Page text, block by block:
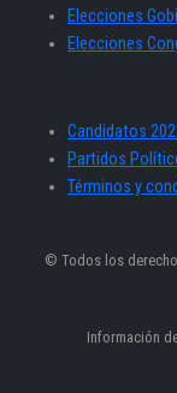
Elecciones
Elecciones
Candidatos
Partidos
Términos y
© Todos los
Información